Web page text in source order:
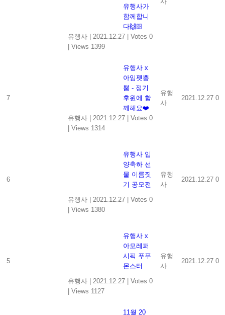
유행사가
함께합니
다🙌🏻
유행사 | 2021.12.27 | Votes 0
| Views 1399
7
유행사 x
아임펫뿜
뿜 - 정기
후원에 함
께해요❤️
유행사 | 2021.12.27 | Votes 0
| Views 1314
유행
사
2021.12.27 0
6
유행사 입
양축하 선
물 이름짓
기 공모전
유행사 | 2021.12.27 | Votes 0
| Views 1380
유행
사
2021.12.27 0
5
유행사 x
아모레퍼
시픽 푸푸
몬스터
유행사 | 2021.12.27 | Votes 0
| Views 1127
유행
사
2021.12.27 0
11월 20